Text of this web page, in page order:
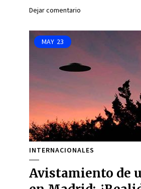
Dejar comentario
MAY 23
INTERNACIONALES
Avistamiento de